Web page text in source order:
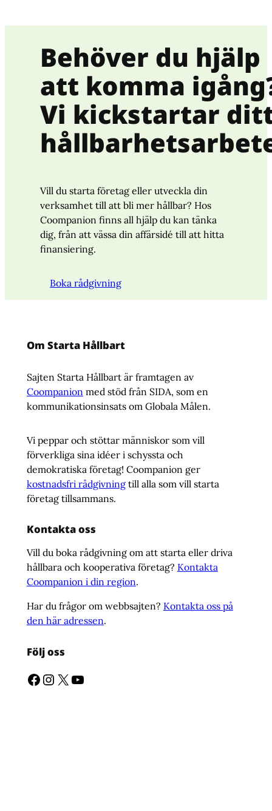
Behöver du hjälp
att komma
Vi kickstartar
Vill du starta företag eller utveckla din
verksamhet till att bli mer hållbar? Hos
Coompanion finns all hjälp du kan tänka
dig, från att vässa din affärsidé till att hitta
finansiering.
Boka rådgivning
Om Starta Hållbart
Sajten Starta Hållbart är framtagen av
Coompanion med stöd från SIDA, som en
kommunikationsinsats om Globala Målen.
Vi peppar och stöttar människor som vill
förverkliga sina idéer i schyssta och
demokratiska företag! Coompanion ger
kostnadsfri rådgivningtill alla som vill starta
företag tillsammans.
Kontakta oss
Vill du boka rådgivning om att starta eller driva
hållbara och kooperativa företag? Kontakta
Coompanion i din region.
Har du frågor om webbsajten? Kontakta oss på
den här adressen.
Följ oss
Facebook Instagram X YouTube